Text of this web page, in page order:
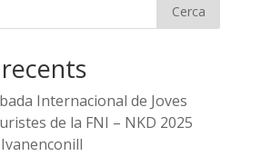
Internacional de Joves
de la FNI – NKD 2025